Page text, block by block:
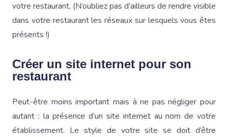
votre restaurant. (N’oubliez pas d’ailleurs de rendre visible
dans votre restaurant les réseaux sur lesquels vous êtes
présents !)
Créer un site internet pour son
restaurant
Peut-être moins important mais à ne pas négliger pour
autant : la présence d’un site internet au nom de votre
établissement. Le style de votre site se doit d’être